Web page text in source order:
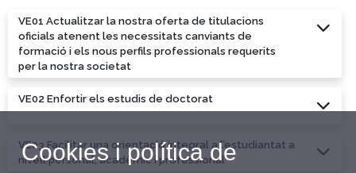
VE01 Actualitzar la nostra oferta de titulacions
oficials atenent les necessitats canviants de
formació i els nous perfils professionals requerits
per la nostra societat
VE02 Enfortir els estudis de doctorat
VE03 Facilitar una orientació integral a l’estudiantat a
nivell personal, acadèmic i professional
Cookies i política de